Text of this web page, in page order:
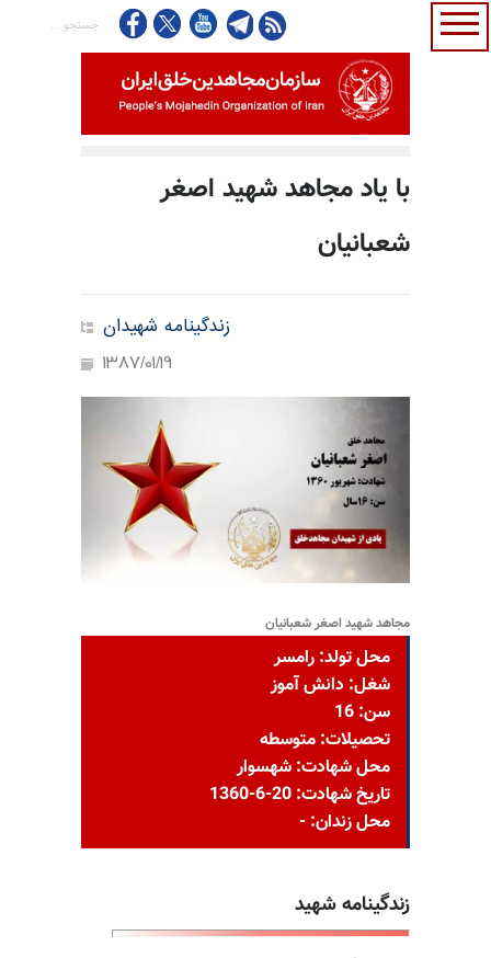
با یاد مجاهد شهید اصغر
شعبانیان
زندگینامه شهیدان
1387/01/19
مجاهد شهید اصغر شعبانیان
محل تولد: رامسر
شغل: دانش آموز
سن: 16
تحصیلات: متوسطه
محل شهادت: شهسوار
تاریخ شهادت: 20-6-1360
محل زندان: -
زندگینامه شهید